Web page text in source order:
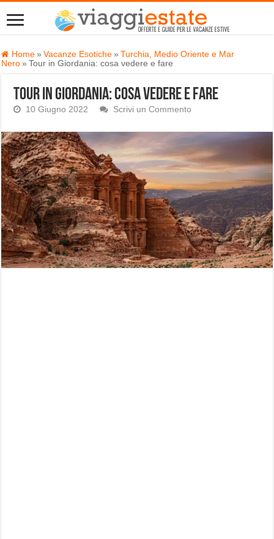
Home » Vacanze Esotiche » Turchia, Medio Oriente e Mar
Nero » Tour in Giordania: cosa vedere e fare
Tour in Giordania: cosa vedere e fare
10 Giugno 2022 Scrivi un Commento